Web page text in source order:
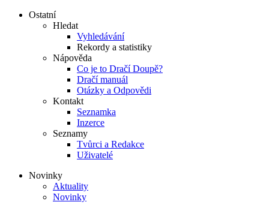
Ostatní
Hledat
Vyhledávání
Rekordy a statistiky
Nápověda
Co je to Dračí Doupě?
Dračí manuál
Otázky a Odpovědi
Kontakt
Seznamka
Inzerce
Seznamy
Tvůrci a Redakce
Uživatelé
Novinky
Aktuality
Novinky